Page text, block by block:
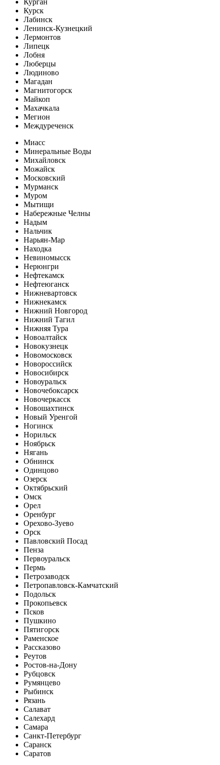
Курск
Лабинск
Ленинск-Кузнецкий
Лермонтов
Липецк
Лобня
Люберцы
Людиново
Магадан
Магнитогорск
Майкоп
Махачкала
Мегион
Междуреченск
Миасс
Минеральные Воды
Михайловск
Можайск
Московский
Мурманск
Муром
Мытищи
Набережные Челны
Надым
Нальчик
Нарьян-Мар
Находка
Невиномысск
Нерюнгри
Нефтекамск
Нефтеюганск
Нижневартовск
Нижнекамск
Нижний Новгород
Нижний Тагил
Нижняя Тура
Новоалтайск
Новокузнецк
Новомосковск
Новороссийск
Новосибирск
Новоуральск
Новочебоксарск
Новочеркасск
Новошахтинск
Новый Уренгой
Ногинск
Норильск
Ноябрьск
Нягань
Обнинск
Одинцово
Озерск
Октябрьский
Омск
Орел
Оренбург
Орехово-Зуево
Орск
Павловский Посад
Пенза
Первоуральск
Пермь
Петрозаводск
Петропавловск-Камчатский
Подольск
Прокопьевск
Псков
Пушкино
Пятигорск
Раменское
Рассказово
Реутов
Ростов-на-Дону
Рубцовск
Румянцево
Рыбинск
Рязань
Салават
Салехард
Самара
Санкт-Петербург
Саранск
Саратов